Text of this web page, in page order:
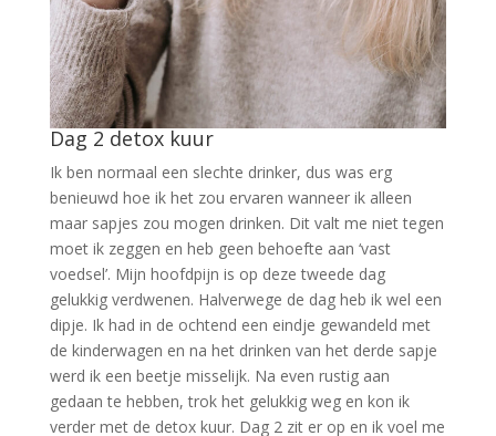
Dag 2 detox kuur
Ik ben normaal een slechte drinker, dus was erg
benieuwd hoe ik het zou ervaren wanneer ik alleen
maar sapjes zou mogen drinken. Dit valt me niet tegen
moet ik zeggen en heb geen behoefte aan ‘vast
voedsel’. Mijn hoofdpijn is op deze tweede dag
gelukkig verdwenen. Halverwege de dag heb ik wel een
dipje. Ik had in de ochtend een eindje gewandeld met
de kinderwagen en na het drinken van het derde sapje
werd ik een beetje misselijk. Na even rustig aan
gedaan te hebben, trok het gelukkig weg en kon ik
verder met de detox kuur. Dag 2 zit er op en ik voel me